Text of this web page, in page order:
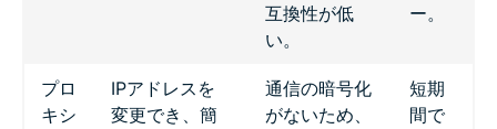
互換性が低
い。
ー。
プロ
キシ
IPアドレスを
変更でき、簡
通信の暗号化
がないため、
短期
間で